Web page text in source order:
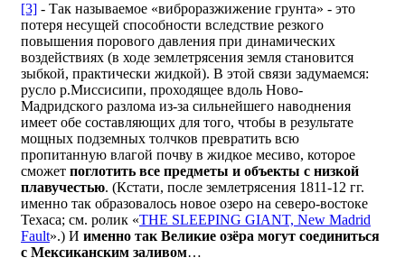
[3] - Так называемое «виброразжижение грунта» - это
потеря несущей способности вследствие резкого
повышения порового давления при динамических
воздействиях (в ходе землетрясения земля становится
зыбкой, практически жидкой). В этой связи задумаемся:
русло р.Миссисипи, проходящее вдоль Ново-
Мадридского разлома из-за сильнейшего наводнения
имеет обе составляющих для того, чтобы в результате
мощных подземных толчков превратить всю
пропитанную влагой почву в жидкое месиво, которое
сможет поглотить все предметы и объекты с низкой
плавучестью. (Кстати, после землетрясения 1811-12 гг.
именно так образовалось новое озеро на северо-востоке
Техаса; см. ролик «THE SLEEPING GIANT, New Madrid
Fault».) И именно так Великие озёра могут соединиться
с Мексиканским заливом…